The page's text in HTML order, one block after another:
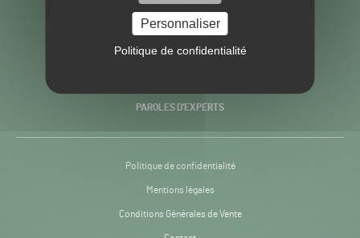
Personnaliser
Politique de confidentialité
PRATIQUES
PAROLES D’EXPERTS
Politique de confidentialité
Mentions légales
Conditions Générales de Vente